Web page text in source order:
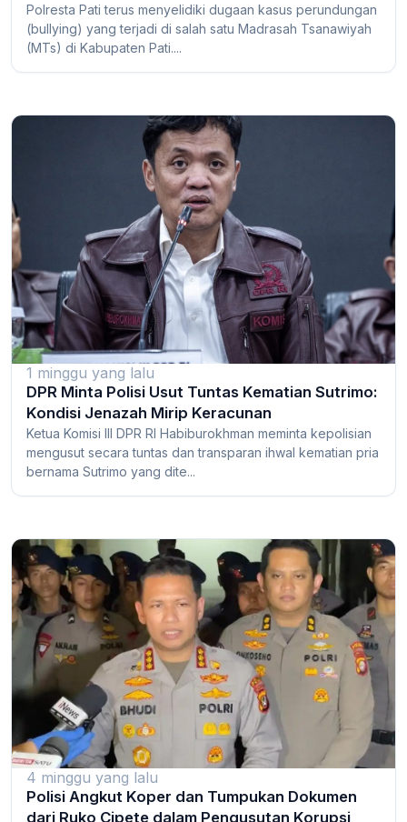
Polresta Pati terus menyelidiki dugaan kasus perundungan
(bullying) yang terjadi di salah satu Madrasah Tsanawiyah
(MTs) di Kabupaten Pati....
1 minggu yang lalu
DPR Minta Polisi Usut Tuntas Kematian Sutrimo:
Kondisi Jenazah Mirip Keracunan
Ketua Komisi III DPR RI Habiburokhman meminta kepolisian
mengusut secara tuntas dan transparan ihwal kematian pria
bernama Sutrimo yang dite...
4 minggu yang lalu
Polisi Angkut Koper dan Tumpukan Dokumen
dari Ruko Cipete dalam Pengusutan Korupsi